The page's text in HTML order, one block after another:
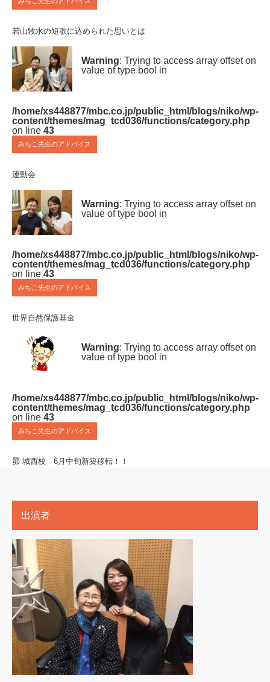
若山牧水の短歌に込められた思いとは
Warning: Trying to access array offset on
value of type bool in
/home/xs448877/mbc.co.jp/public_html/blogs/niko/wp-
content/themes/mag_tcd036/functions/category.php
on line 43
みちこ先生のアドバイス
運動会
Warning: Trying to access array offset on
value of type bool in
/home/xs448877/mbc.co.jp/public_html/blogs/niko/wp-
content/themes/mag_tcd036/functions/category.php
on line 43
みちこ先生のアドバイス
世界自然保護基金
Warning: Trying to access array offset on
value of type bool in
/home/xs448877/mbc.co.jp/public_html/blogs/niko/wp-
content/themes/mag_tcd036/functions/category.php
on line 43
みちこ先生のアドバイス
昴 城西校 6月中旬新築移転！！
出演者